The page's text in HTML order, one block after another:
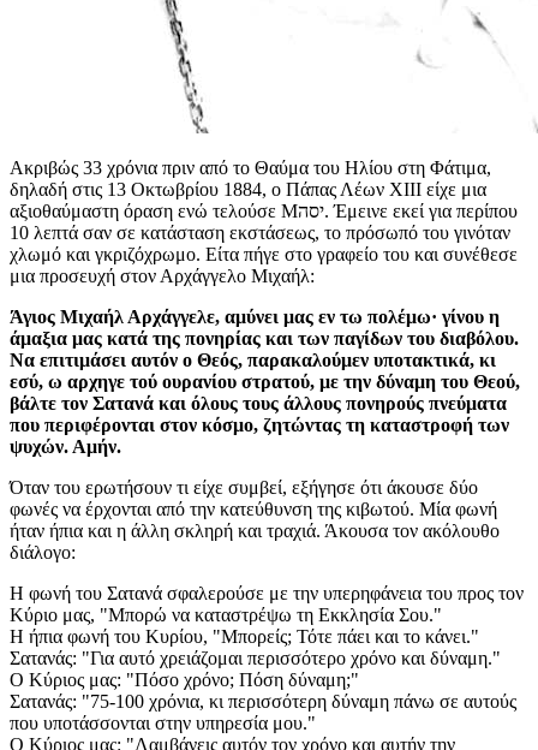
Ακριβώς 33 χρόνια πριν από το Θαύμα του Ηλίου στη Φάτιμα,
δηλαδή στις 13 Οκτωβρίου 1884, ο Πάπας Λέων XIII είχε μια
αξιοθαύμαστη όραση ενώ τελούσε Μיסה. Έμεινε εκεί για περίπου
10 λεπτά σαν σε κατάσταση εκστάσεως, το πρόσωπό του γινόταν
χλωμό και γκριζόχρωμο. Είτα πήγε στο γραφείο του και συνέθεσε
μια προσευχή στον Αρχάγγελο Μιχαήλ:
Άγιος Μιχαήλ Αρχάγγελε, αμύνει μας εν τω πολέμω· γίνου η
άμαξια μας κατά της πονηρίας και των παγίδων του διαβόλου.
Να επιτιμάσει αυτόν ο Θεός, παρακαλούμεν υποτακτικά, κι
εσύ, ω αρχηγε τού ουρανίου στρατού, με την δύναμη του Θεού,
βάλτε τον Σατανά και όλους τους άλλους πονηρούς πνεύματα
που περιφέρονται στον κόσμο, ζητώντας τη καταστροφή των
ψυχών. Αμήν.
Όταν του ερωτήσουν τι είχε συμβεί, εξήγησε ότι άκουσε δύο
φωνές να έρχονται από την κατεύθυνση της κιβωτού. Μία φωνή
ήταν ήπια και η άλλη σκληρή και τραχιά. Άκουσα τον ακόλουθο
διάλογο:
Η φωνή του Σατανά σφαλερούσε με την υπερηφάνεια του προς τον
Κύριο μας, "Μπορώ να καταστρέψω τη Εκκλησία Σου."
Η ήπια φωνή του Κυρίου, "Μπορείς; Τότε πάει και το κάνει."
Σατανάς: "Για αυτό χρειάζομαι περισσότερο χρόνο και δύναμη."
Ο Κύριος μας: "Πόσο χρόνο; Πόση δύναμη;"
Σατανάς: "75-100 χρόνια, κι περισσότερη δύναμη πάνω σε αυτούς
που υποτάσσονται στην υπηρεσία μου."
Ο Κύριος μας: "Λαμβάνεις αυτόν τον χρόνο και αυτήν την